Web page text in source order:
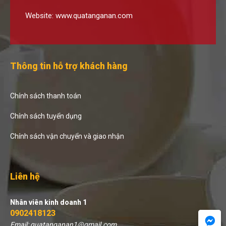
Website: www.quatanganan.com
Thông tin hỗ trợ khách hàng
Chính sách thanh toán
Chính sách tuyển dụng
Chính sách vận chuyển và giao nhận
Liên hệ
Nhân viên kinh doanh 1
0902418123